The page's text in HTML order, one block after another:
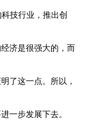
技行业，推出创
济是很强大的，而
了这一点。所以，
一步发展下去。